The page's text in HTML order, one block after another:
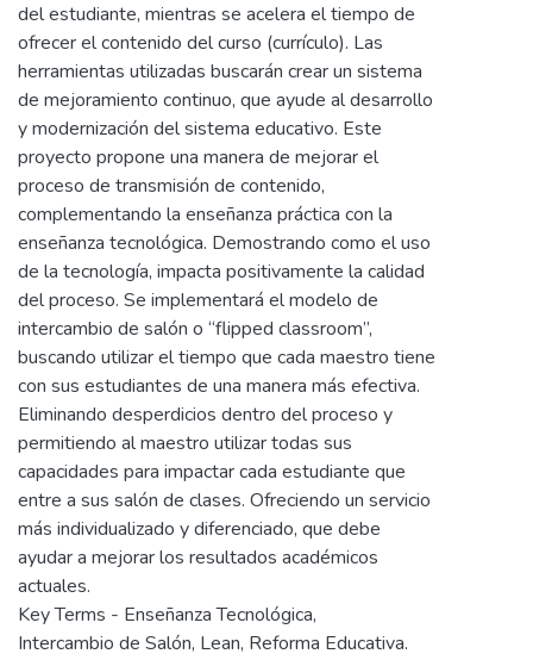
del estudiante, mientras se acelera el tiempo de
ofrecer el contenido del curso (currículo). Las
herramientas utilizadas buscarán crear un sistema
de mejoramiento continuo, que ayude al desarrollo
y modernización del sistema educativo. Este
proyecto propone una manera de mejorar el
proceso de transmisión de contenido,
complementando la enseñanza práctica con la
enseñanza tecnológica. Demostrando como el uso
de la tecnología, impacta positivamente la calidad
del proceso. Se implementará el modelo de
intercambio de salón o “flipped classroom”,
buscando utilizar el tiempo que cada maestro tiene
con sus estudiantes de una manera más efectiva.
Eliminando desperdicios dentro del proceso y
permitiendo al maestro utilizar todas sus
capacidades para impactar cada estudiante que
entre a sus salón de clases. Ofreciendo un servicio
más individualizado y diferenciado, que debe
ayudar a mejorar los resultados académicos
actuales.
Key Terms - Enseñanza Tecnológica,
Intercambio de Salón, Lean, Reforma Educativa.